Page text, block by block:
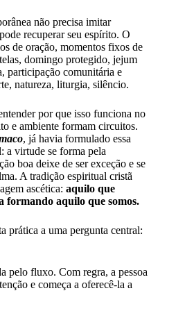
não precisa imitar
recuperar seu espírito. O
de oração, momentos fixos de
domingo protegido, jejum
participação comunitária e
natureza, liturgia, silêncio.
por que isso funciona no
e ambiente formam circuitos.
, já havia formulado essa
a virtude se forma pela
boa deixe de ser exceção e se
A tradição espiritual cristã
ascética: aquilo que
formando aquilo que somos.
prática a uma pergunta central:
pelo fluxo. Com regra, a pessoa
e começa a oferecê-la a